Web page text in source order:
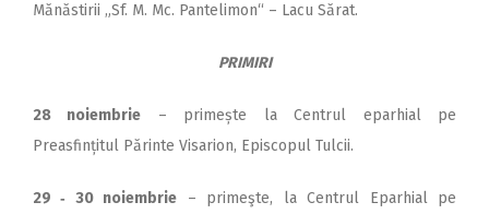
Mănăstirii „Sf. M. Mc. Pantelimon“ – Lacu Sărat.
PRIMIRI
28 noiembrie – primește la Centrul eparhial pe
Preasfințitul Părinte Visarion, Episcopul Tulcii.
29 ‑ 30 noiembrie – primeşte, la Centrul Eparhial pe